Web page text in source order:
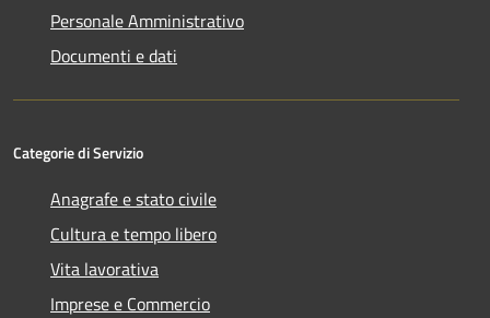
Personale Amministrativo
Documenti e dati
Categorie di Servizio
Anagrafe e stato civile
Cultura e tempo libero
Vita lavorativa
Imprese e Commercio